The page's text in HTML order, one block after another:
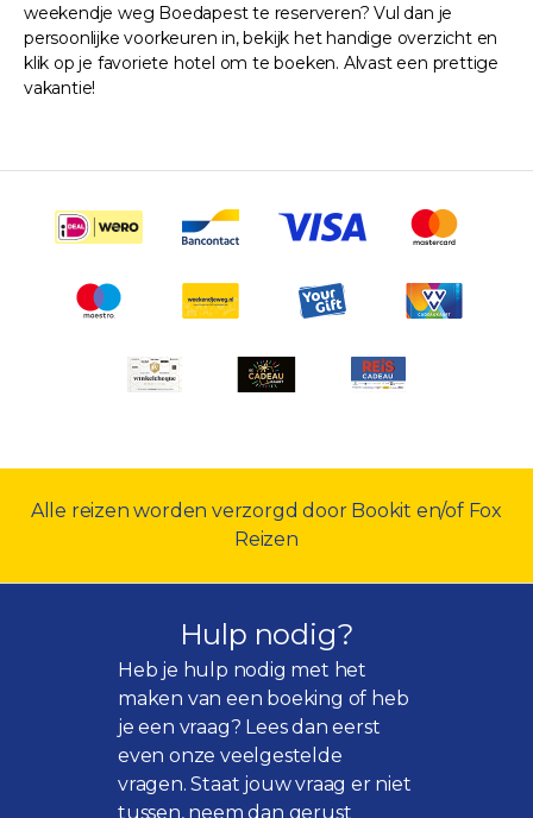
weekendje weg Boedapest te reserveren? Vul dan je
persoonlijke voorkeuren in, bekijk het handige overzicht en
klik op je favoriete hotel om te boeken. Alvast een prettige
vakantie!
Alle reizen worden verzorgd door Bookit en/of Fox
Reizen
Hulp nodig?
Heb je hulp nodig met het
maken van een boeking of heb
je een vraag? Lees dan eerst
even onzeveelgestelde
vragen. Staat jouw vraag er niet
tussen, neem dan gerust